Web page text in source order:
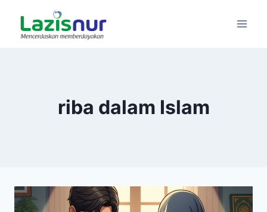
content
riba dalam Islam